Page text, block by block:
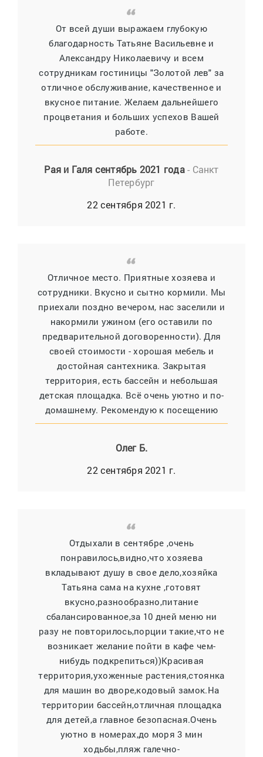
От всей души выражаем глубокую
благодарность Татьяне Васильевне и
Александру Николаевичу и всем
сотрудникам гостиницы "Золотой лев" за
отличное обслуживание, качественное и
вкусное питание. Желаем дальнейшего
процветания и больших успехов Вашей
работе.
Рая и Галя сентябрь 2021 года- Санкт
Петербург
22 сентября 2021 г.
Отличное место. Приятные хозяева и
сотрудники. Вкусно и сытно кормили. Мы
приехали поздно вечером, нас заселили и
накормили ужином (его оставили по
предварительной договоренности). Для
своей стоимости - хорошая мебель и
достойная сантехника. Закрытая
территория, есть бассейн и небольшая
детская площадка. Всё очень уютно и по-
домашнему. Рекомендую к посещению
Олег Б.
22 сентября 2021 г.
Отдыхали в сентябре ,очень
понравилось,видно,что хозяева
вкладывают душу в свое дело,хозяйка
Татьяна сама на кухне ,готовят
вкусно,разнообразно,питание
сбалансированное,за 10 дней меню ни
разу не повторилось,порции такие,что не
возникает желание пойти в кафе чем-
нибудь подкрепиться))Красивая
территория,ухоженные растения,стоянка
для машин во дворе,кодовый замок.На
территории бассейн,отличная площадка
для детей,а главное безопасная.Очень
уютно в номерах,до моря 3 мин
ходьбы,пляж галечно-